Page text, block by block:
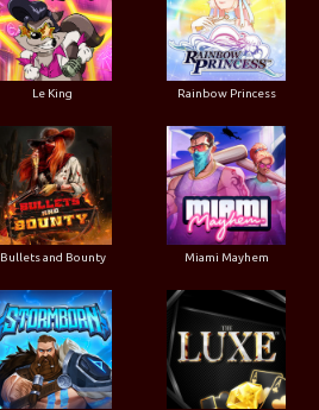
Le King Rainbow Princess
Bullets and Bounty Miami Mayhem